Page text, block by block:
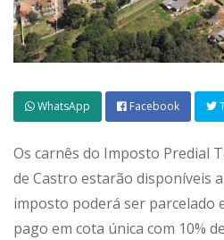
WhatsApp Facebook
Os carnês do Imposto Predial
de Castro estarão disponíveis
imposto poderá ser parcelado
pago em cota única com 10%